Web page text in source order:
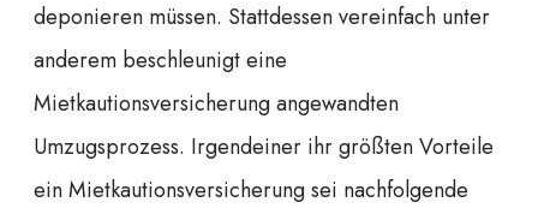
deponieren müssen. Stattdessen vereinfach unter
anderem beschleunigt eine
Mietkautionsversicherung angewandten
Umzugsprozess. Irgendeiner ihr größten Vorteile
ein Mietkautionsversicherung sei nachfolgende